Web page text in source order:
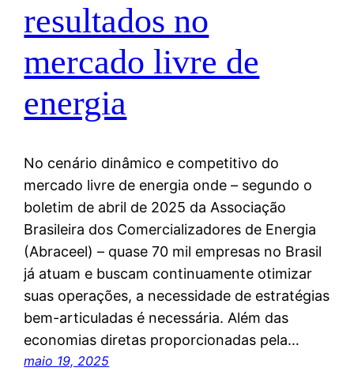
resultados no
mercado livre de
energia
No cenário dinâmico e competitivo do
mercado livre de energia onde – segundo o
boletim de abril de 2025 da Associação
Brasileira dos Comercializadores de Energia
(Abraceel) – quase 70 mil empresas no Brasil
já atuam e buscam continuamente otimizar
suas operações, a necessidade de estratégias
bem-articuladas é necessária. Além das
economias diretas proporcionadas pela…
maio 19, 2025